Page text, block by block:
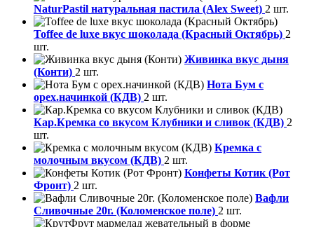
NaturPastil натуральная пастила (Alex Sweet) 2 шт.
Toffee de luxe вкус шоколада (Красный Октябрь) 2
шт.
Живинка вкус дыня
(Конти) 2 шт.
Нота Бум с
орех.начинкой (КДВ) 2 шт.
Кар.Кремка со вкусом Клубники и сливок (КДВ) 2
шт.
Кремка с
молочным вкусом (КДВ) 2 шт.
Конфеты Котик (Рот
Фронт) 2 шт.
Вафли
Сливочные 20г. (Коломенское поле) 2 шт.